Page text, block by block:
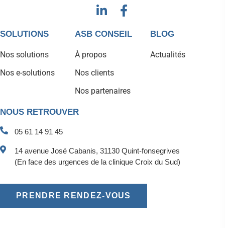
SOLUTIONS
Nos solutions
Nos e-solutions
ASB CONSEIL
À propos
Nos clients
Nos partenaires
BLOG
Actualités
NOUS RETROUVER
05 61 14 91 45
14 avenue José Cabanis, 31130 Quint-fonsegrives
(En face des urgences de la clinique Croix du Sud)
PRENDRE RENDEZ-VOUS